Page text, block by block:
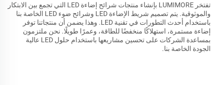
تفتخر LUMIMORE بإنشاء منتجات شرائح إضاءة LED التي تجمع بين الابتكار
والموثوقية. يتم تصميم شريط الإضاءة LED وشرائح ضوء LED الخاصة بنا
باستخدام أحدث التطورات في تقنية LED. وهذا يضمن أن منتجاتنا توفر
إضاءة مستمرة، استهلاكًا منخفضًا للطاقة، وعمرًا طويلًا. نحن ملتزمون
بمساعدة الشركات على تحسين مشاريعها باستخدام حلول LED عالية
الجودة الخاصة بنا.